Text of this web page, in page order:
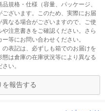
規格・仕様（容量、パッケージ、
ざいます。このため、実際にお届
なる場合がございますので、ご使
注意書きをご確認ください。さら
等にお問い合わせください。
表記は、必ずしも箱でのお届けを
は倉庫の在庫状況等により異なる
い。
報告する